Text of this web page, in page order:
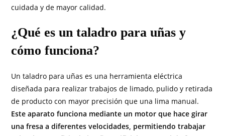
cuidada y de mayor calidad.
¿Qué es un taladro para uñas y
cómo funciona?
Un taladro para uñas es una herramienta eléctrica
diseñada para realizar trabajos de limado, pulido y retirada
de producto con mayor precisión que una lima manual.
Este aparato funciona mediante un motor que hace girar
una fresa a diferentes velocidades, permitiendo trabajar